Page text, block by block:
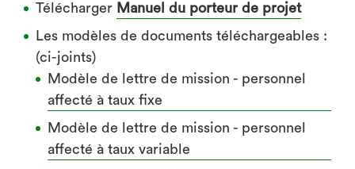
Télécharger Manuel du porteur de projet
Les modèles de documents téléchargeables :
(ci-joints)
Modèle de lettre de mission - personnel
affecté à taux fixe
Modèle de lettre de mission - personnel
affecté à taux variable